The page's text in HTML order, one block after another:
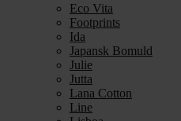
Eco Vita
Footprints
Ida
Japansk Bomuld
Julie
Jutta
Lana Cotton
Line